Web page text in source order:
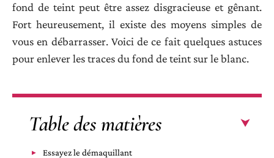
fond de teint peut être assez disgracieuse et gênant.
Fort heureusement, il existe des moyens simples de
vous en débarrasser. Voici de ce fait quelques astuces
pour enlever les traces du fond de teint sur le blanc.
Table des matières
Essayez le démaquillant